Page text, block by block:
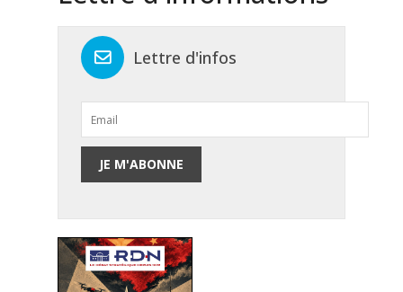
Lettre d'infos
JE M'ABONNE